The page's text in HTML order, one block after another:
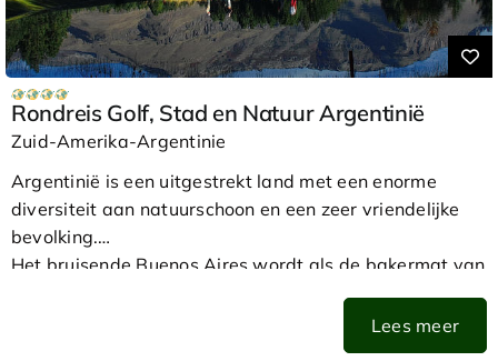
Rondreis Golf, Stad en Natuur Argentinië
Zuid-Amerika-Argentinie
Argentinië is een uitgestrekt land met een enorme
diversiteit aan natuurschoon en een zeer vriendelijke
bevolking.
Het bruisende Buenos Aires wordt als de bakermat van
de Tango beschouwd en kent ook vele uitstekende
restaurants. De watervallen van Iguazu bieden een
indrukwekkend schouwspel. De natuur van Patagonië
Lees meer